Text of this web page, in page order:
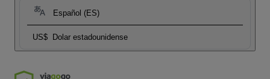
Español (ES)
US$ Dolar estadounidense